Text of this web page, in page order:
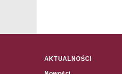
AKTUALNOŚCI